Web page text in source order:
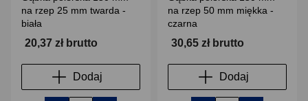
na rzep 25 mm twarda -
biała
20,37 zł brutto
Dodaj
na rzep 50 mm miękka -
czarna
30,65 zł brutto
Dodaj